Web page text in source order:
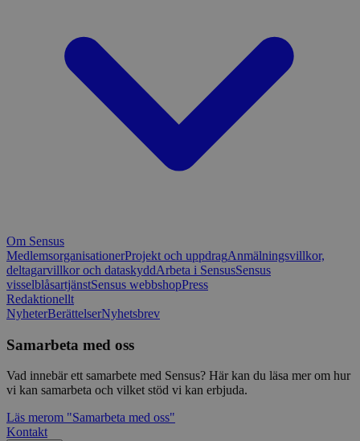
Om Sensus
MedlemsorganisationerProjekt och uppdragAnmälningsvillkor,
deltagarvillkor och dataskyddArbeta i SensusSensus
visselblåsartjänstSensus webbshopPress
Redaktionellt
NyheterBerättelserNyhetsbrev
Samarbeta med oss
Vad innebär ett samarbete med Sensus? Här kan du läsa mer om hur
vi kan samarbeta och vilket stöd vi kan erbjuda.
Läs merom "Samarbeta med oss"
Kontakt